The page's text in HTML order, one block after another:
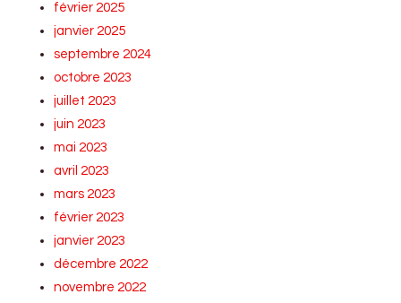
février 2025
janvier 2025
septembre 2024
octobre 2023
juillet 2023
juin 2023
mai 2023
avril 2023
mars 2023
février 2023
janvier 2023
décembre 2022
novembre 2022